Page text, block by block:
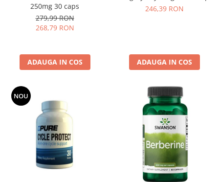
250mg 30 caps
279,99 RON
268,79 RON
ADAUGA IN COS
246,39 RON
ADAUGA IN COS
NOU